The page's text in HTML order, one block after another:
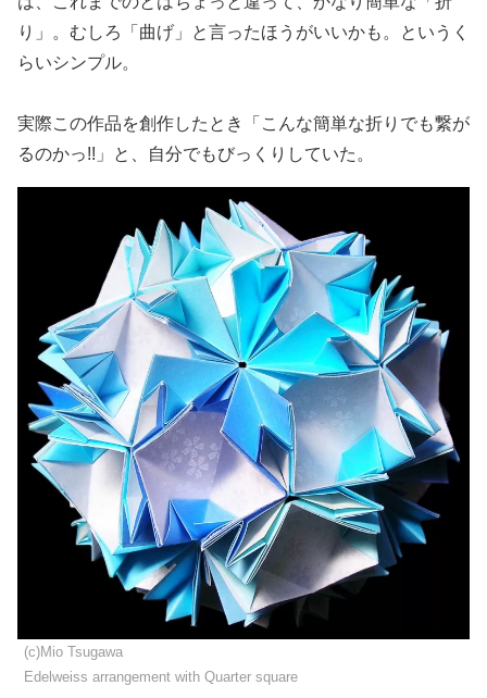
り」。むしろ「曲げ」と言ったほうがいいかも。というく
らいシンプル。
実際この作品を創作したとき「こんな簡単な折りでも繋が
るのかっ!!」と、自分でもびっくりしていた。
(c)Mio Tsugawa
Edelweiss arrangement with Quarter square